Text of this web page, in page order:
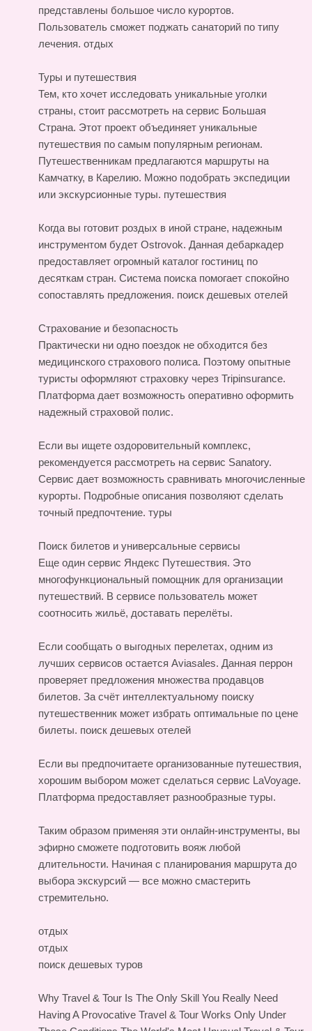
представлены большое число курортов.
Пользователь сможет поджать санаторий по типу
лечения. отдых
Туры и путешествия
Тем, кто хочет исследовать уникальные уголки
страны, стоит рассмотреть на сервис Большая
Страна. Этот проект объединяет уникальные
путешествия по самым популярным регионам.
Путешественникам предлагаются маршруты на
Камчатку, в Карелию. Можно подобрать экспедиции
или экскурсионные туры. путешествия
Когда вы готовит роздых в иной стране, надежным
инструментом будет Ostrovok. Данная дебаркадер
предоставляет огромный каталог гостиниц по
десяткам стран. Система поиска помогает спокойно
сопоставлять предложения. поиск дешевых отелей
Страхование и безопасность
Практически ни одно поездок не обходится без
медицинского страхового полиса. Поэтому опытные
туристы оформляют страховку через Tripinsurance.
Платформа дает возможность оперативно оформить
надежный страховой полис.
Если вы ищете оздоровительный комплекс,
рекомендуется рассмотреть на сервис Sanatory.
Сервис дает возможность сравнивать многочисленные
курорты. Подробные описания позволяют сделать
точный предпочтение. туры
Поиск билетов и универсальные сервисы
Еще один сервис Яндекс Путешествия. Это
многофункциональный помощник для организации
путешествий. В сервисе пользователь может
соотносить жильё, доставать перелёты.
Если сообщать о выгодных перелетах, одним из
лучших сервисов остается Aviasales. Данная перрон
проверяет предложения множества продавцов
билетов. За счёт интеллектуальному поиску
путешественник может избрать оптимальные по цене
билеты. поиск дешевых отелей
Если вы предпочитаете организованные путешествия,
хорошим выбором может сделаться сервис LaVoyage.
Платформа предоставляет разнообразные туры.
Таким образом применяя эти онлайн-инструменты, вы
эфирно сможете подготовить вояж любой
длительности. Начиная с планирования маршрута до
выбора экскурсий — все можно смастерить
стремительно.
отдых
отдых
поиск дешевых туров
Why Travel & Tour Is The Only Skill You Really Need
Having A Provocative Travel & Tour Works Only Under